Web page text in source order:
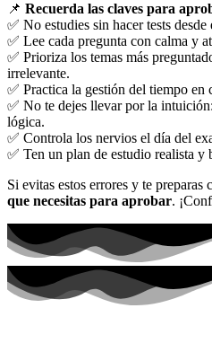
📌 Recuerda las claves para
✅ No estudies sin hacer tests
✅ Lee cada pregunta con calma y
✅ Prioriza los temas más
irrelevante.
✅ Practica la gestión del tiempo en
✅ No te dejes llevar por la
lógica.
✅ Controla los nervios el día del
✅ Ten un plan de estudio realista y
Si evitas estos errores y te preparas
que necesitas para aprobar.